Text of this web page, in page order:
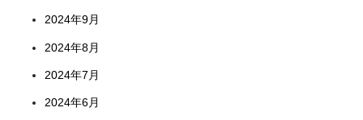
2024年9月
2024年8月
2024年7月
2024年6月